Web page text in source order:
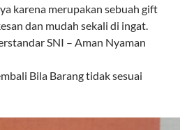
karena merupakan sebuah gift
dan mudah sekali di ingat.
SNI – Aman Nyaman
Bila Barang tidak sesuai